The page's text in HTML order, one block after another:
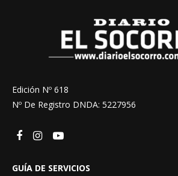
Edición Nº 618
Nº De Registro DNDA: 5227956
GUÍA DE SERVICIOS